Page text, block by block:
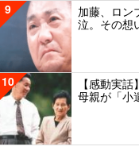
9
加藤、ロン
泣。その想
10
【感動実
母親が「小